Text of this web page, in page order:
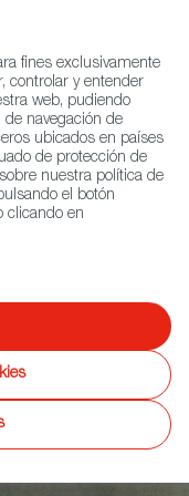
Selecciona
idioma
azules
de no haber
la mayor
fines exclusivamente
controlar y entender
web, pudiendo
navegación de
ubicados en países
de protección de
nuestra política de
el botón
clicando en